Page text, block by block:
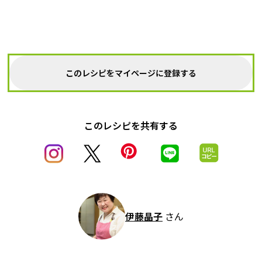
このレシピをマイページに登録する
このレシピを共有する
伊藤晶子 さん